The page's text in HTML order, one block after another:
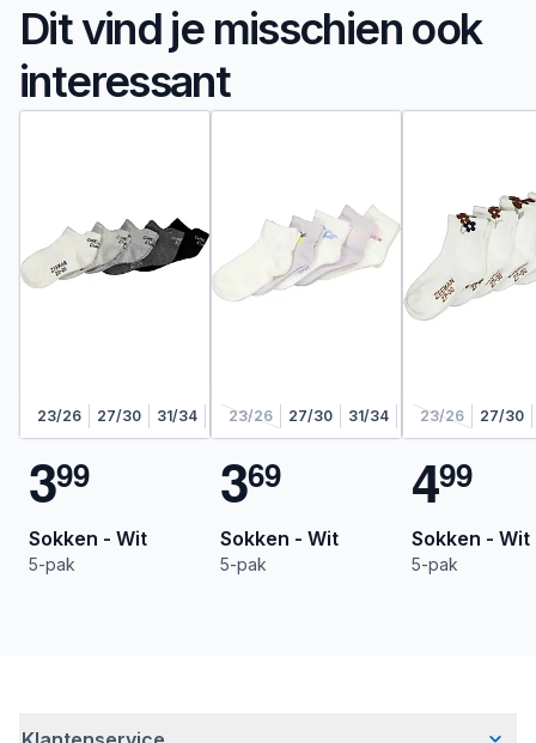
Dit vind je misschien ook
interessant
23/26 27/30 31/34 35/38
399
Sokken - Wit
5-pak
23/26 27/30 31/34 35/38
369
Sokken - Wit
5-pak
23/26 27/30
499
Sokken - Wit
5-pak